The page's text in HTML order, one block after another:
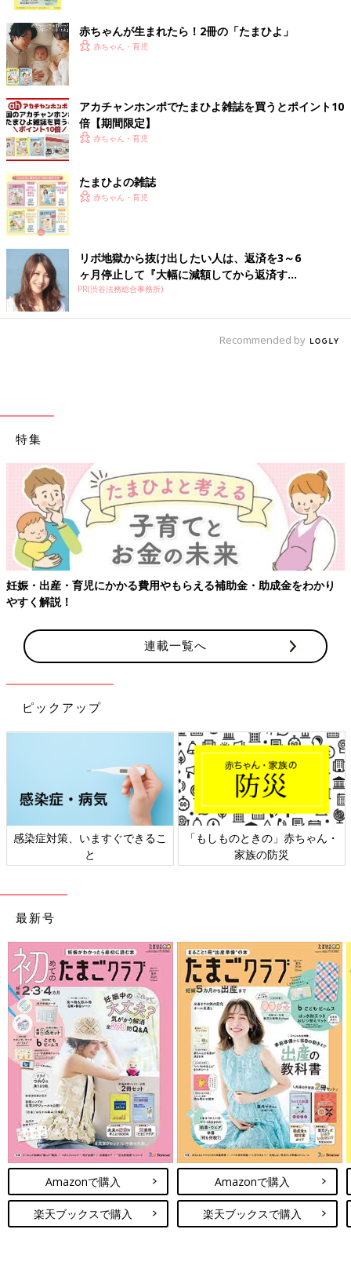
to7426yuさんはZARAキッズのセールでこちらのセットアップを
GET！こちらの方はセットアップが好きだそうで、つい上下とも
に買ってしまったんだとか♪ カラフルな色合いがおしゃれですよ
ね。
キャラクターが可愛い！990円で買えたトレーナー
出典：Instagramアカウント「aikaaaa____closet」
aikaさんはZARAベビーでこちらのトレーナーをセレクト。1,990
円の商品が990円に値下げされていたそうで、1,000円以下とは
思えないおしゃれトップスですね。アメカジ風のデザインが可愛
らしいポイントですよね♪
2,280円でオリジナルトレーナーづくり
出典：Instagramアカウント「ame_mama」
ame_mamaさんはZARAトレーナーにお子さんの名前を刺繍して
もらえるサービスを利用！トレーナーはアイスグレーというカラ
ーで「色味がほんとに可愛い」とお気に入りなんだとか♪ 価格は
2,280円だったそうです。
夏→秋 季節の変わり目の赤ちゃんの着
せ方とは？
天候が安定せず、気温差も大きいこの時期は、
だれでも着る服に悩むもの。赤ちゃんはまだ
「暑い」「寒い」と話すことができないので、
お世話をするママやパパは「いつから長袖にす
る？」「重ね着は必要？」と判断に困ることも
多いようです。夏～秋のベビー服の選び方・着
せ方について、「ひよこクラブ」の人気連載
「すくすく成長日記」監修でおなじみ、小児科
医の若江恵利子先生に聞きました。
いかがでしたか？どのZARAアイテムもとてもおしゃれで、秋冬
のコーディネートがさらに可愛くなりそうですよね。ベビー・キ
ッズ服をプラスしたいと考えている方は、ぜひZARAをチェック
してみてくださいね♪
赤ちゃんが生まれたら！2冊の「たまひよ」
赤ちゃん・育児
アカチャンホンポでたまひよ雑誌を買うとポイント10
倍【期間限定】
赤ちゃん・育児
たまひよの雑誌
赤ちゃん・育児
リボ地獄から抜け出したい人は、返済を3～6
ヶ月停止して『大幅に減額してから返済す...
PR(渋谷法務総合事務所)
Recommended by
特集
妊娠・出産・育児にかかる費用やもらえる補助金・助成金をわかり
やすく解説！
連載一覧へ
ピックアップ
感染症対策、いますぐできるこ
と
「もしものときの」赤ちゃん・
家族の防災
最新号
Amazonで購入
楽天ブックスで購入
Amazonで購入
楽天ブックスで購入